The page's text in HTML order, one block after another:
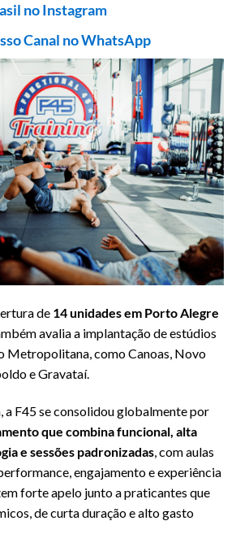
no Instagram
Canal no WhatsApp
de 14 unidades em Porto Alegre
avalia a implantação de estúdios
Metropolitana, como Canoas, Novo
e Gravataí.
a F45 se consolidou globalmente por
que combinafuncional, alta
e sessões padronizadas , com aulas
engajamento e experiência
forte apelo junto a praticantes que
de curta duração e alto gasto